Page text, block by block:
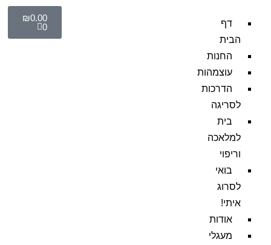
דף
הבית
החנות
עוצמהות
הדרכות
לסריגה
בית
למלאכה
וריפוי
בואי
לסרוג
איתי!
אודות
מעגלי
₪0.00
0